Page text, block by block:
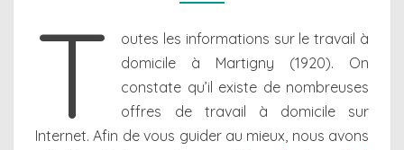
T
outes les informations sur le travail à
domicile à Martigny (1920). On
constate qu’il existe de nombreuses
offres de travail à domicile sur
Internet. Afin de vous guider au mieux, nous avons